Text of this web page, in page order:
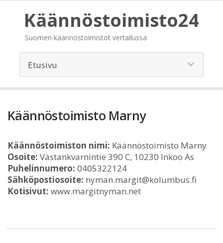
Käännöstoimisto24
Suomen käännöstoimistot vertailussa
Käännöstoimisto Marny
Käännöstoimiston nimi: Käännöstoimisto Marny
Osoite: Västankvarnintie 390 C, 10230 Inkoo As
Puhelinnumero: 0405322124
Sähköpostiosoite: nyman.margit@kolumbus.fi
Kotisivut: www.margitnyman.net